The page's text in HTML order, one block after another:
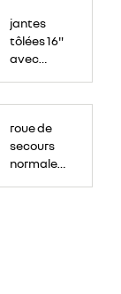
jantes
tôlées 16"
avec
roue de
secours
normale